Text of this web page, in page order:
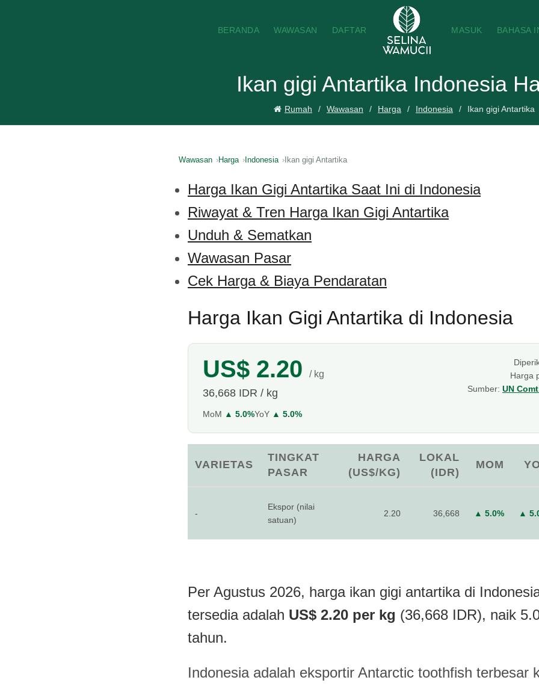
BERANDA WAWASAN DAFTAR MASUK BAHASA
Ikan gigi Antartika Indonesia
Rumah Wawasan Harga Indonesia Ikan gigi Antartika
Wawasan Harga Indonesia Ikan gigi Antartika
Harga Ikan Gigi Antartika Saat Ini di Indonesia
Riwayat & Tren Harga Ikan Gigi Antartika
Unduh & Sematkan
Wawasan Pasar
Cek Harga & Biaya Pendaratan
Harga Ikan Gigi Antartika di Indonesia
US$ 2.20 / kg
36,668 IDR / kg
MoM ▲ 5.0%YoY ▲ 5.0%
Harga
Sumber: UN
VARIETAS
TINGKAT
PASAR
HARGA
(US$/KG)
LOKAL
(IDR)
MOM
-
Ekspor (nilai
satuan)
2.20 36,668 ▲ 5.0% ▲
Per Agustus 2026, harga ikan gigi antartika di
tersedia adalah US$ 2.20 per kg (36,668 IDR), naik
tahun.
Indonesia adalah eksportir Antarctic toothfish terbesar